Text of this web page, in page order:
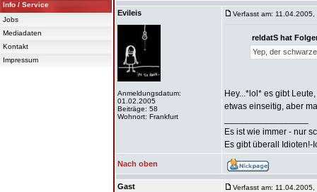
Info / Service
Jobs
Mediadaten
Kontakt
Impressum
Evileis
Anmeldungsdatum:
01.02.2005
Beiträge: 58
Wohnort: Frankfurt
Verfasst am: 11.04.2005,
reldatS hat
Yep, der
Hey...*lol* es gibt
etwas einseitig, aber
Es ist wie immer - nur
Es gibt überall Idioten!-
Nach oben
Gast Verfasst am: 11.04.2005,